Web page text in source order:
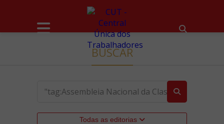
BUSCAR
Todas as editorias